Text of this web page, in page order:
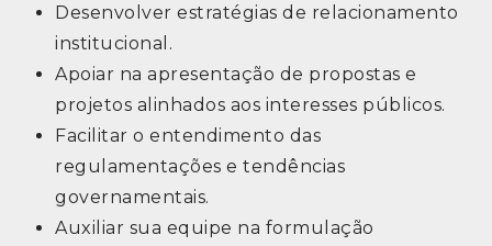
Desenvolver estratégias de relacionamento
institucional.
Apoiar na apresentação de propostas e
projetos alinhados aos interesses públicos.
Facilitar o entendimento das
regulamentações e tendências
governamentais.
Auxiliar sua equipe na formulação